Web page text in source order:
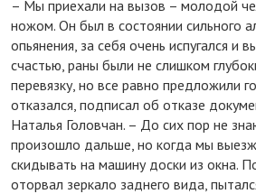
– Мы приехали на вызов – молодой
ножом. Он был в состоянии сильного
опьянения, за себя очень испугался и
счастью, раны были не слишком
перевязку, но все равно предложили
отказался, подписал об отказе
Наталья Головчан. – До сих пор не
произошло дальше, но когда мы
скидывать на машину доски из окна.
оторвал зеркало заднего вида,